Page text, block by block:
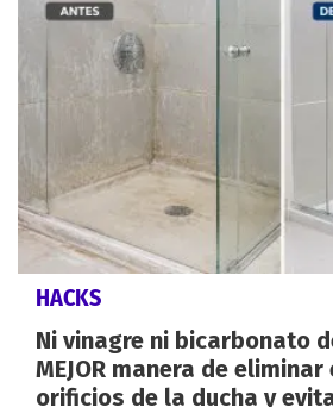
HACKS
Ni vinagre ni bicarbonato
MEJOR manera de
orificios de la ducha y